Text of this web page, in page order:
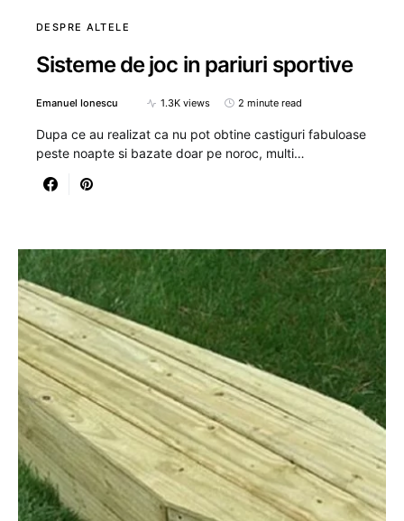
DESPRE ALTELE
Sisteme de joc in pariuri sportive
Emanuel Ionescu 1.3K views 2 minute read
Dupa ce au realizat ca nu pot obtine castiguri fabuloase
peste noapte si bazate doar pe noroc, multi…